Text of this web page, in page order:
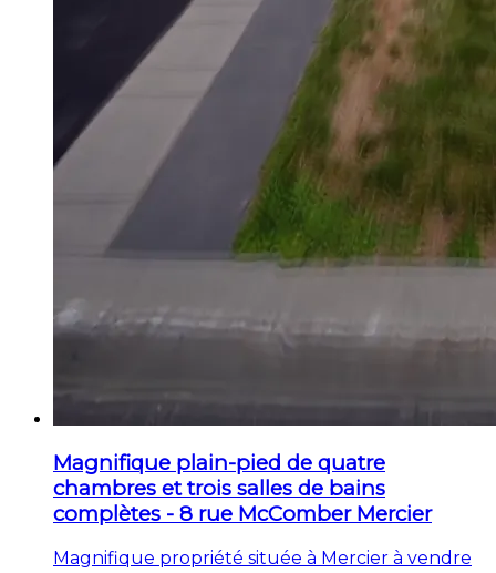
Magnifique plain-pied de quatre
chambres et trois salles de bains
complètes - 8 rue McComber Mercier
Magnifique propriété située à Mercier à vendre